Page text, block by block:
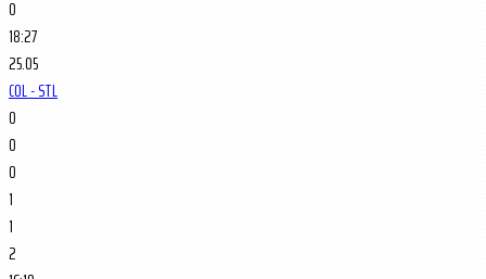
0
18:27
25.05
COL - STL
0
0
0
1
1
2